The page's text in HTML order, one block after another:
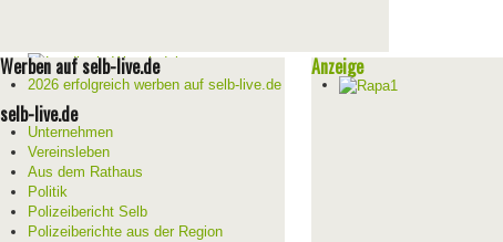
Werben auf selb-live.de
2026 erfolgreich werben auf selb-live.de
selb-live.de
Unternehmen
Vereinsleben
Aus dem Rathaus
Politik
Polizeibericht Selb
Polizeiberichte aus der Region
Anzeige